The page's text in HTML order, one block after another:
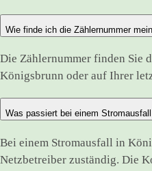
Wie finde ich die Zählernummer
Die Zählernummer finden Sie
Königsbrunn oder auf Ihrer
Was passiert bei einem
Bei einem Stromausfall in
Netzbetreiber zuständig. Die